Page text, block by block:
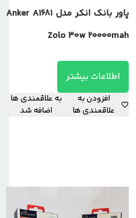
پاور بانک انکر مدل Anker A1681
Zolo 30w 20000mah
اطلاعات بیشتر
افزودن به
علاقمندی ها
به علاقمندی ها
اضافه شد